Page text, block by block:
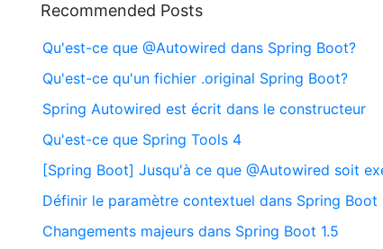
Recommended Posts
Qu'est-ce que @Autowired dans Spring Boot?
Qu'est-ce qu'un fichier .original Spring Boot?
Spring Autowired est écrit dans le constructeur
Qu'est-ce que Spring Tools 4
[Spring Boot] Jusqu'à ce que @Autowired soit
Définir le paramètre contextuel dans Spring Boot
Changements majeurs dans Spring Boot 1.5